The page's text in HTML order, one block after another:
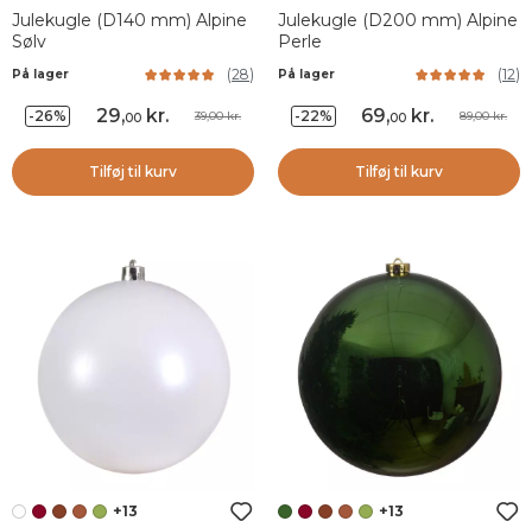
Julekugle (D140 mm) Alpine
Sølv
På lager (28)
-26% 29,00 kr. 39,00 kr.
Tilføj til kurv
Julekugle (D200 mm) Alpine
Perle
På lager (12)
-22% 69,00 kr. 89,00 kr.
Tilføj til kurv
+13 +13